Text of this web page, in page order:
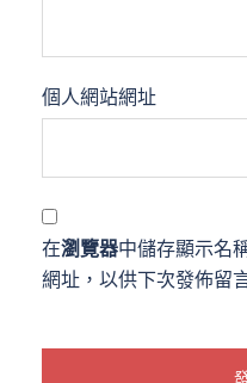
個人網站網址
在瀏覽器中儲存顯示名
網址，以供下次發佈留